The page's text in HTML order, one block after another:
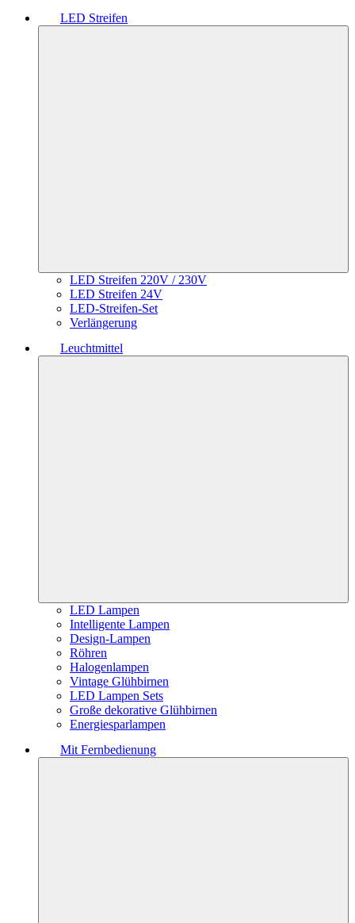
LED Streifen
LED Streifen 220V / 230V
LED Streifen 24V
LED-Streifen-Set
Verlängerung
Leuchtmittel
LED Lampen
Intelligente Lampen
Design-Lampen
Röhren
Halogenlampen
Vintage Glühbirnen
LED Lampen Sets
Große dekorative Glühbirnen
Energiesparlampen
Mit Fernbedienung